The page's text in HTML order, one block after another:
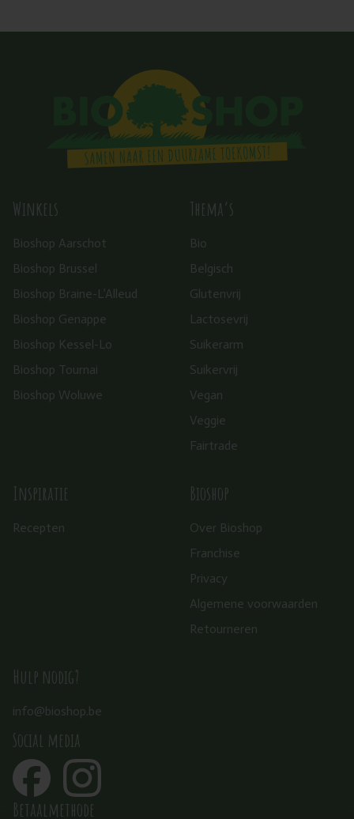
Winkels
Bioshop Aarschot
Bioshop Brussel
Bioshop Braine-L’Alleud
Bioshop Genappe
Bioshop Kessel-Lo
Bioshop Tournai
Bioshop Woluwe
Thema’s
Bio
Belgisch
Glutenvrij
Lactosevrij
Suikerarm
Suikervrij
Vegan
Veggie
Fairtrade
Inspiratie
Recepten
Bioshop
Over Bioshop
Franchise
Privacy
Algemene voorwaarden
Retourneren
Hulp nodig?
info@bioshop.be
Social media
Betaalmethode